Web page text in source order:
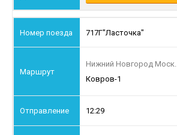
717Г"Ласточка"
Нижний Новгород Моск.
Ковров-1
12:29